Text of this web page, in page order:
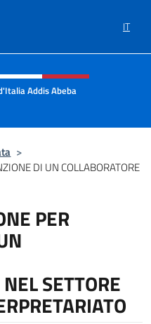
IT
e menù
Addis Abeba
>
DI UN COLLABORATORE
PER
SETTORE